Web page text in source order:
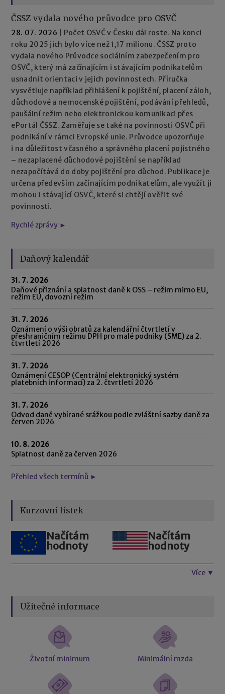
ČSSZ vydala nového průvodce pro OSVČ
28. 07. 2026
Počet OSVČ v Česku dál roste. Na konci
roku 2025 jich bylo více než 1,17 milionu. ČSSZ proto
vydala nového Průvodce sociálním zabezpečením pro
OSVČ, který má začínajícím i stávajícím podnikatelům
usnadnit orientaci v jejich povinnostech. Příručka
vysvětluje například přihlášení k pojištění, placení záloh,
důchodové a nemocenské pojištění, podávání přehledů,
paušální režim nebo elektronickou komunikaci přes
ePortál ČSSZ. Zaměřuje se také na povinnosti OSVČ při
podnikání v rámci Evropské unie. Průvodce upozorňuje
i na důležitost včasného a správného placení pojistného
– nezaplacené důchodové pojištění se například
nezapočítává do doby pojištění pro důchod. Publikace je
určena především začínajícím podnikatelům, ale využít ji
mohou i stávající OSVČ, které si chtějí ověřit své
povinnosti.
Rychlé zprávy ►
Daňový kalendář
31. 7. 2026
Daňové přiznání a splatnost daně k OSS – režim mimo EU,
režim EU, dovozní režim
31. 7. 2026
Oznámení o výši obratů za kalendářní čtvrtletí v
přeshraničním režimu DPH pro malé podniky (SME) za 2.
čtvrtletí 2026
31. 7. 2026
Oznámení CESOP (Centrální elektronický systém
platebních informací) za 2. čtvrtletí 2026
31. 7. 2026
Odvod daně vybírané srážkou podle zvláštní sazby daně za
červen 2026
10. 8. 2026
Splatnost daně za červen 2026
Přehled všech termínů ►
Kurzovní lístek
Načítám
hodnoty
Načítám
hodnoty
Více ▼
Užitečné informace
Životní minimum Minimální mzda